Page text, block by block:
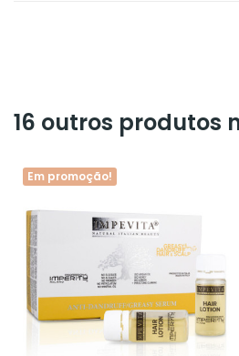
16 outros produtos
Em promoção!